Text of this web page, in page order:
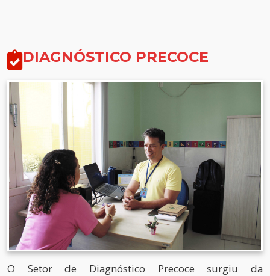
DIAGNÓSTICO PRECOCE
O Setor de Diagnóstico Precoce surgiu da